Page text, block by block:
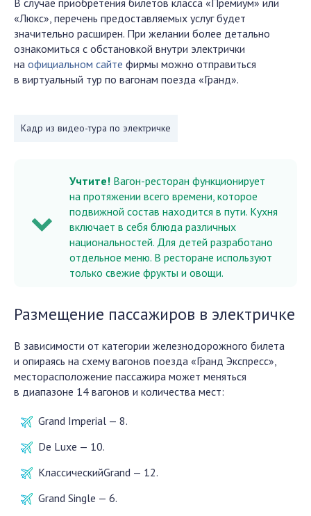
В случае приобретения билетов класса «Премиум» или
«Люкс», перечень предоставляемых услуг будет
значительно расширен. При желании более детально
ознакомиться с обстановкой внутри электрички
на официальном сайте фирмы можно отправиться
в виртуальный тур по вагонам поезда «Гранд».
Кадр из видео-тура по электричке
Учтите! Вагон-ресторан функционирует
на протяжении всего времени, которое
подвижной состав находится в пути. Кухня
включает в себя блюда различных
национальностей. Для детей разработано
отдельное меню. В ресторане используют
только свежие фрукты и овощи.
Размещение пассажиров в электричке
В зависимости от категории железнодорожного билета
и опираясь на схему вагонов поезда «Гранд Экспресс»,
месторасположение пассажира может меняться
в диапазоне 14 вагонов и количества мест:
Grand Imperial — 8.
De Luxe — 10.
КлассическийGrand — 12.
Grand Single — 6.